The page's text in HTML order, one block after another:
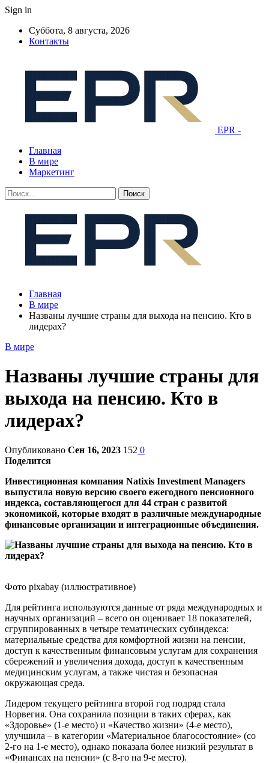
Sign in
Суббота, 8 августа, 2026
Контакты
EPR -
Главная
В мире
Маркетинг
Главная
В мире
Названы лучшие страны для выхода на пенсию. Кто в
лидерах?
В мире
Названы лучшие страны для
выхода на пенсию. Кто в
лидерах?
Опубликовано Сен 16, 2023 152 0
Поделится
Инвестиционная компания Natixis Investment Managers
выпустила новую версию своего ежегодного пенсионного
индекса, составляющегося для 44 стран с развитой
экономикой, которые входят в различные международные
финансовые организации и интеграционные объединения.
Фото pixabay (иллюстративное)
Для рейтинга используются данные от ряда международных и
научных организаций – всего он оценивает 18 показателей,
сгруппированных в четыре тематических субиндекса:
материальные средства для комфортной жизни на пенсии,
доступ к качественным финансовым услугам для сохранения
сбережений и увеличения дохода, доступ к качественным
медицинским услугам, а также чистая и безопасная
окружающая среда.
Лидером текущего рейтинга второй год подряд стала
Норвегия. Она сохранила позиции в таких сферах, как
«Здоровье» (1-е место) и «Качество жизни» (4-е место),
улучшила – в категории «Материальное благосостояние» (со
2-го на 1-е место), однако показала более низкий результат в
«Финансах на пенсии» (с 8-го на 9-е место).